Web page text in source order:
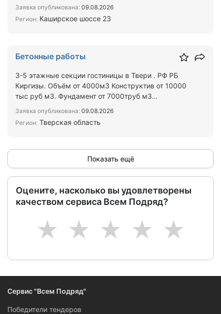
Заявка опубликована: 09.08.2026
Регион: Каширское шоссе 23
Бетонные работы
3-5 этажные секции гостиницы в Твери . РФ РБ
Киргизы. Объём от 4000м3 Конструктив от 10000
тыс руб м3. Фундамент от 7000труб м3
Заявка опубликована: 09.08.2026
Регион: Тверская область
Показать ещё
Оцените, насколько вы удовлетворены
качеством сервиса Всем Подряд?
5
4
3
2
1
Сервис "Всем Подряд"
Победители тендеров